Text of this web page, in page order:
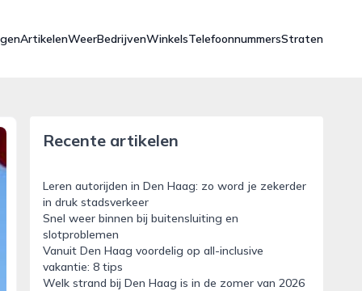
ArtikelenWeerBedrijvenWinkelsTelefoonnummersStraten
Recente artikelen
Leren autorijden in Den Haag: zo word je zekerder
in druk stadsverkeer
Snel weer binnen bij buitensluiting en
slotproblemen
Vanuit Den Haag voordelig op all-inclusive
vakantie: 8 tips
Welk strand bij Den Haag is in de zomer van 2026